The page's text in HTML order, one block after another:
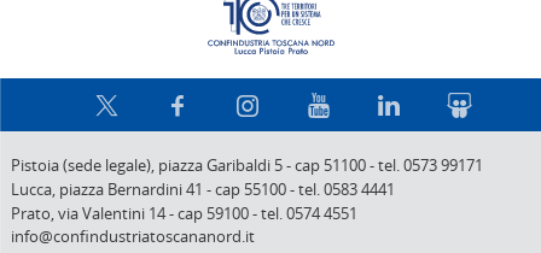
Pistoia (sede legale), piazza Garibaldi 5-cap 51100-tel. 0573 99171
Lucca, piazza Bernardini 41 -cap 55100-tel. 0583 4441
Prato,via Valentini 14-cap 59100-tel. 0574 4551
info@confindustriatoscananord.it